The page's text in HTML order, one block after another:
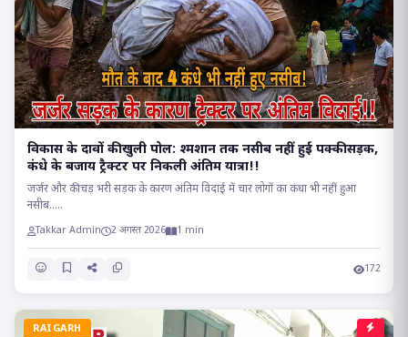
विकास के दावों की खुली पोल: श्मशान तक नसीब नहीं हुई पक्की सड़क,
कंधे के बजाय ट्रैक्टर पर निकली अंतिम यात्रा!!
जर्जर और कीचड़ भरी सड़क के कारण अंतिम विदाई में चार लोगों का कंधा भी नहीं हुआ
नसीब.....
Takkar Admin 2 अगस्त 2026 1 min
172
RAIGARH